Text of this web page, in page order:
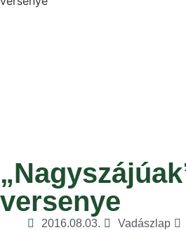
versenye
2016.08.03. Vadászlap